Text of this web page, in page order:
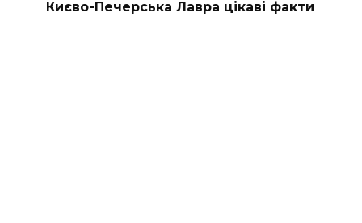
Києво-Печерська Лавра цікаві факти